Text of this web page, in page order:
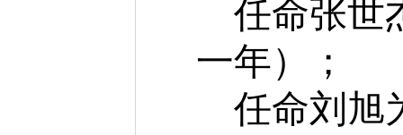
任命张世
一年）；
任命刘旭